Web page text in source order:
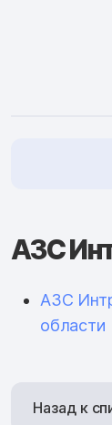
АЗС
АЗС
области
Назад к